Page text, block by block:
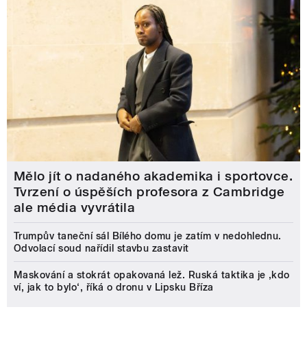
Mělo jít o nadaného akademika i sportovce.
Tvrzení o úspěších profesora z Cambridge
ale média vyvrátila
Trumpův taneční sál Bílého domu je zatím v nedohlednu.
Odvolací soud nařídil stavbu zastavit
Maskování a stokrát opakovaná lež. Ruská taktika je ‚kdo
ví, jak to bylo‘, říká o dronu v Lipsku Bříza